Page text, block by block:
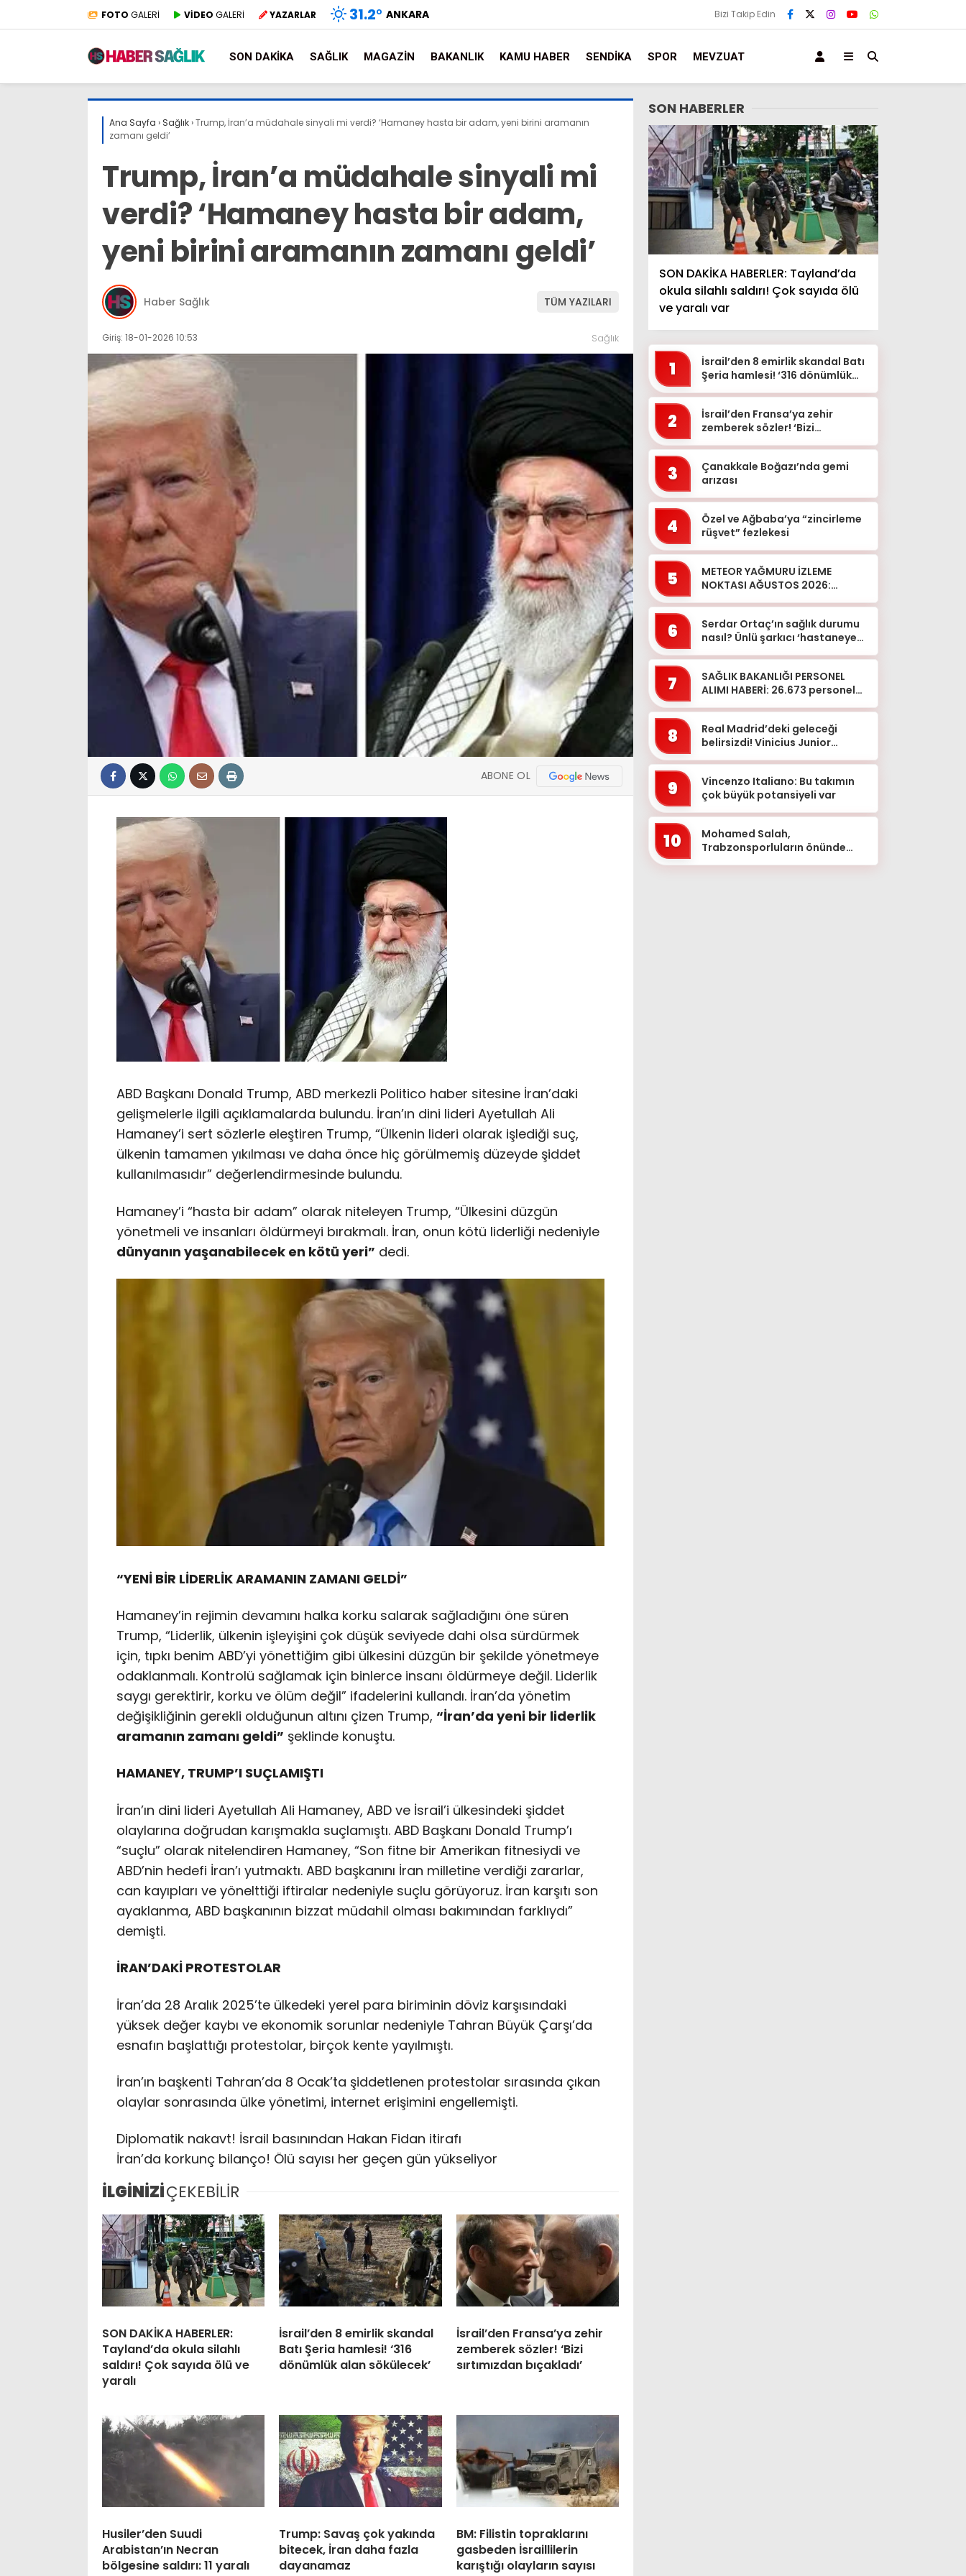
FOTO GALERİ VİDEO GALERİ YAZARLAR 31.2° ANKARA Bizi Takip Edin
SON DAKIKA SAĞLIK MAGAZIN BAKANLIK KAMU HABER SENDIKA SPOR MEVZUAT
Ana Sayfa › Sağlık›Trump, İran’a müdahale sinyali mi verdi? ‘Hamaney hasta bir adam, yeni birini aramanın
zamanı geldi’
Trump, İran’a müdahale sinyali mi
verdi? ‘Hamaney hasta bir adam,
yeni birini aramanın zamanı geldi’
Haber Sağlık TÜM YAZILARI
Giriş: 18-01-2026 10:53 Sağlık
ABONE OL
ABD Başkanı Donald Trump, ABD merkezli Politico haber sitesine İran’daki
gelişmelerle ilgili açıklamalarda bulundu. İran’ın dini lideri Ayetullah Ali
Hamaney’i sert sözlerle eleştiren Trump, “Ülkenin lideri olarak işlediği suç,
ülkenin tamamen yıkılması ve daha önce hiç görülmemiş düzeyde şiddet
kullanılmasıdır” değerlendirmesinde bulundu.
Hamaney’i “hasta bir adam” olarak niteleyen Trump, “Ülkesini düzgün
yönetmeli ve insanları öldürmeyi bırakmalı. İran, onun kötü liderliği nedeniyle
dünyanın yaşanabilecek en kötü yeri” dedi.
“YENİ BİR LİDERLİK ARAMANIN ZAMANI GELDİ”
Hamaney’in rejimin devamını halka korku salarak sağladığını öne süren
Trump, “Liderlik, ülkenin işleyişini çok düşük seviyede dahi olsa sürdürmek
için, tıpkı benim ABD’yi yönettiğim gibi ülkesini düzgün bir şekilde yönetmeye
odaklanmalı. Kontrolü sağlamak için binlerce insanı öldürmeye değil. Liderlik
saygı gerektirir, korku ve ölüm değil” ifadelerini kullandı. İran’da yönetim
değişikliğinin gerekli olduğunun altını çizen Trump, “İran’da yeni bir liderlik
aramanın zamanı geldi” şeklinde konuştu.
HAMANEY, TRUMP’I SUÇLAMIŞTI
İran’ın dini lideri Ayetullah Ali Hamaney, ABD ve İsrail’i ülkesindeki şiddet
olaylarına doğrudan karışmakla suçlamıştı. ABD Başkanı Donald Trump’ı
“suçlu” olarak nitelendiren Hamaney, “Son fitne bir Amerikan fitnesiydi ve
ABD’nin hedefi İran’ı yutmaktı. ABD başkanını İran milletine verdiği zararlar,
can kayıpları ve yönelttiği iftiralar nedeniyle suçlu görüyoruz. İran karşıtı son
ayaklanma, ABD başkanının bizzat müdahil olması bakımından farklıydı”
demişti.
İRAN’DAKİ PROTESTOLAR
İran’da 28 Aralık 2025’te ülkedeki yerel para biriminin döviz karşısındaki
yüksek değer kaybı ve ekonomik sorunlar nedeniyle Tahran Büyük Çarşı’da
esnafın başlattığı protestolar, birçok kente yayılmıştı.
İran’ın başkenti Tahran’da 8 Ocak’ta şiddetlenen protestolar sırasında çıkan
olaylar sonrasında ülke yönetimi, internet erişimini engellemişti.
Diplomatik nakavt! İsrail basınından Hakan Fidan itirafı
İran’da korkunç bilanço! Ölü sayısı her geçen gün yükseliyor
İLGİNİZİÇEKEBİLİR
SON DAKİKA HABERLER:
Tayland’da okula silahlı
saldırı! Çok sayıda ölü ve
yaralı
İsrail’den 8 emirlik skandal
Batı Şeria hamlesi! ‘316
dönümlük alan sökülecek’
İsrail’den Fransa’ya zehir
zemberek sözler! ‘Bizi
sırtımızdan bıçakladı’
Husiler’den Suudi
Arabistan’ın Necran
bölgesine saldırı: 11 yaralı
Trump: Savaş çok yakında
bitecek, İran daha fazla
dayanamaz
BM: Filistin topraklarını
gasbeden İsraillilerin
karıştığı olayların sayısı
SON HABERLER
SON DAKİKA HABERLER: Tayland’da
okula silahlı saldırı! Çok sayıda ölü
ve yaralı var
1
İsrail’den 8 emirlik skandal Batı
Şeria hamlesi! ‘316 dönümlük
2
İsrail’den Fransa’ya zehir
zemberek sözler! ‘Bizi
3
Çanakkale Boğazı’nda gemi
arızası
4
Özel ve Ağbaba’ya “zincirleme
rüşvet” fezlekesi
5
METEOR YAĞMURU İZLEME
NOKTASI AĞUSTOS 2026:
mi? Çıpl...
6
Serdar Ortaç’ın sağlık durumu
nasıl? Ünlü şarkıcı ‘hastaneye
7
SAĞLIK BAKANLIĞI PERSONEL
ALIMI HABERİ: 26.673 personel
pe...
8
Real Madrid’deki geleceği
belirsizdi! Vinicius Junior
9
Vincenzo Italiano: Bu takımın
çok büyük potansiyeli var
10
Mohamed Salah,
Trabzonsporluların önünde